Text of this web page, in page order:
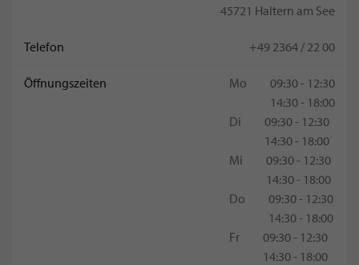
45721 Haltern am See
Telefon +49 2364 / 22 00
Öffnungszeiten Mo
09:30 - 12:30
14:30 - 18:00
Di
09:30 - 12:30
14:30 - 18:00
Mi
09:30 - 12:30
14:30 - 18:00
Do
09:30 - 12:30
14:30 - 18:00
Fr
09:30 - 12:30
14:30 - 18:00